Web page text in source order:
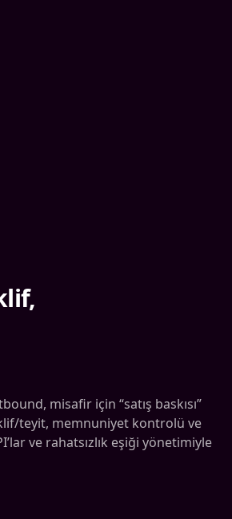
misafir için “satış baskısı”
teyit, memnuniyet kontrolü ve
ve rahatsızlık eşiği yönetimiyle